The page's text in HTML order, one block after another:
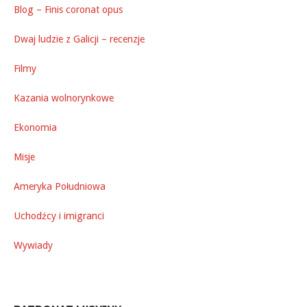
Blog – Finis coronat opus
Dwaj ludzie z Galicji – recenzje
Filmy
Kazania wolnorynkowe
Ekonomia
Misje
Ameryka Południowa
Uchodźcy i imigranci
Wywiady